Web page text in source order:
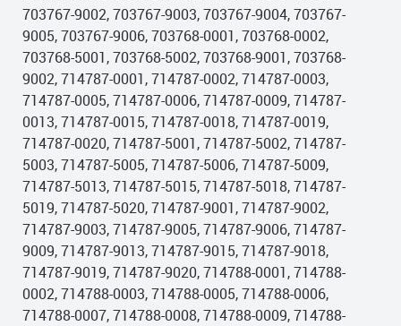
703767-9002, 703767-9003, 703767-9004, 703767-
9005, 703767-9006, 703768-0001, 703768-0002,
703768-5001, 703768-5002, 703768-9001, 703768-
9002, 714787-0001, 714787-0002, 714787-0003,
714787-0005, 714787-0006, 714787-0009, 714787-
0013, 714787-0015, 714787-0018, 714787-0019,
714787-0020, 714787-5001, 714787-5002, 714787-
5003, 714787-5005, 714787-5006, 714787-5009,
714787-5013, 714787-5015, 714787-5018, 714787-
5019, 714787-5020, 714787-9001, 714787-9002,
714787-9003, 714787-9005, 714787-9006, 714787-
9009, 714787-9013, 714787-9015, 714787-9018,
714787-9019, 714787-9020, 714788-0001, 714788-
0002, 714788-0003, 714788-0005, 714788-0006,
714788-0007, 714788-0008, 714788-0009, 714788-